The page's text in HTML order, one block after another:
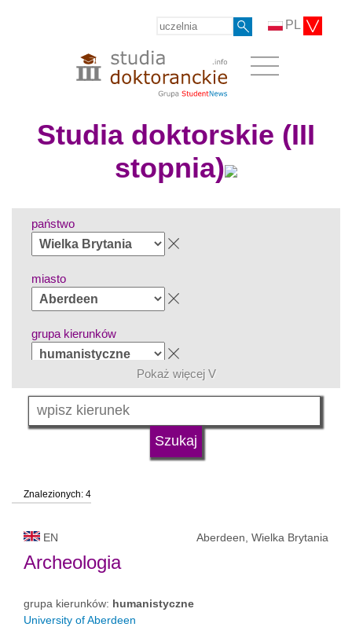
PL
Studia doktorskie (III
stopnia)
państwo
miasto
grupa kierunków
język
status uczelni
Pokaż więcej V
Znalezionych: 4
EN Aberdeen, Wielka Brytania
Archeologia
grupa kierunków: humanistyczne
University of Aberdeen